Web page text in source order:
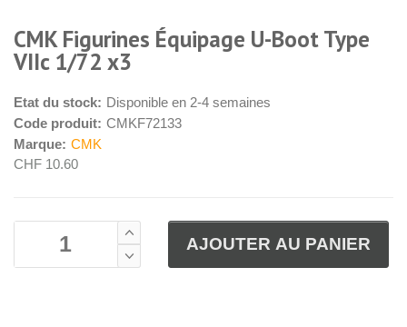
CMK Figurines Équipage U-Boot Type
VIIc 1/72 x3
Etat du stock: Disponible en 2-4 semaines
Code produit: CMKF72133
Marque: CMK
CHF 10.60